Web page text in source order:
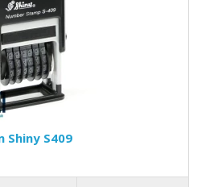
Shiny S409